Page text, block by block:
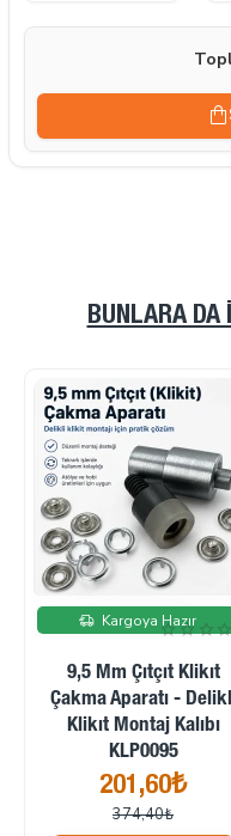
BUNLARA DA
İndirimde
Kargoya Hazır
9,5 Mm Çıtçıt Klikıt
Çakma Aparatı -
Klikıt Montaj Kalıbı
KLP0095
201,60₺
374,40₺